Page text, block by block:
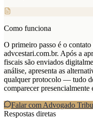
Como funciona
O primeiro passo é o
advcestari.com.br. Após a
fiscais são enviados
análise, apresenta as
qualquer protocolo — tudo
comparecer
Falar com Advogado
Respostas diretas